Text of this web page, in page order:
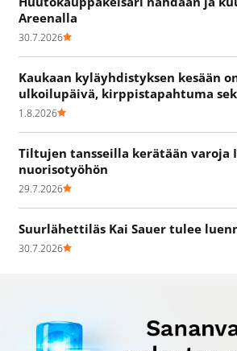
Areenalla
30.7.2026
Kaukaan kyläyhdistyksen kesään
ulkoilupäivä, kirppistapahtuma
1.8.2026
Tiltujen tansseilla kerätään varoja
nuorisotyöhön
29.7.2026
Suurlähettiläs Kai Sauer tulee
30.7.2026